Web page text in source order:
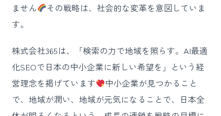
ません
その戦略は、社会的な変革を意図していま
す。
株式会社365は、「検索の力で地域を照らす。AI最適
化SEOで日本の中小企業に新しい希望を」という経
営理念を掲げています
中小企業が見つかること
で、地域が潤い、地域が元気になることで、日本全